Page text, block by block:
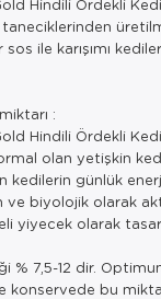
ile karışımı
:
Hindili Ördekli
olan yetişkin
kedilerin günlük
ve biyolojik olarak
yiyecek olarak
% 7,5-12 dir.
konservede bu